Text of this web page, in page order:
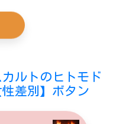
ルトのヒトモド
差別】ボタン